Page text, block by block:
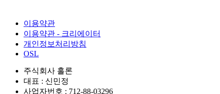
이용약관
이용약관 - 크리에이터
개인정보처리방침
OSL
주식회사 홀론
대표 : 신민정
사업자번호 : 712-88-03296